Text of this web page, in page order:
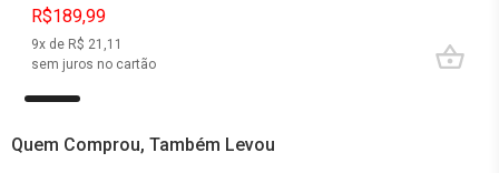
R$189,99
9x de R$ 21,11
sem juros no cartão
Quem Comprou, Também Levou